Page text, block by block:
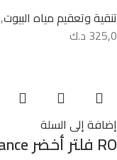
تنقية وتعقيم مياه البيوت,
325,0 د.ك
إضافة إلى السلة
RO فلتر أخضر Pure Balance